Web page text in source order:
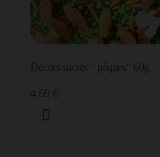
Décors sucrés " pâques" 60g
4,69 €